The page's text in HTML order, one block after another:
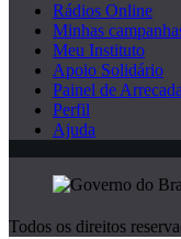
Rádios Online
Minhas
Meu Instituto
Apoio Solidário
Painel de
Perfil
Ajuda
Todos os direitos